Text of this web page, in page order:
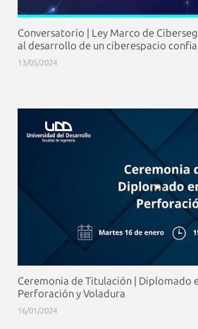
Conversatorio | Ley Marco de
al desarrollo de un ciberespacio
13/05/2024
Ceremonia de Titulación | Diplomado
Perforación y Voladura
16/01/2024